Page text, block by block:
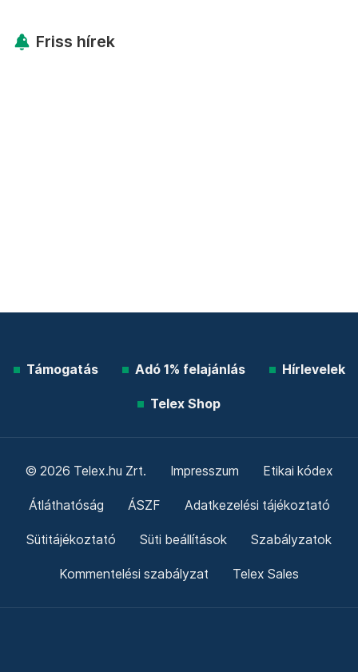
Friss hírek
Támogatás Adó 1% felajánlás Hírlevelek
Telex Shop
© 2026 Telex.hu Zrt. Impresszum Etikai kódex
Átláthatóság ÁSZF Adatkezelési tájékoztató
Sütitájékoztató Süti beállítások Szabályzatok
Kommentelési szabályzat Telex Sales